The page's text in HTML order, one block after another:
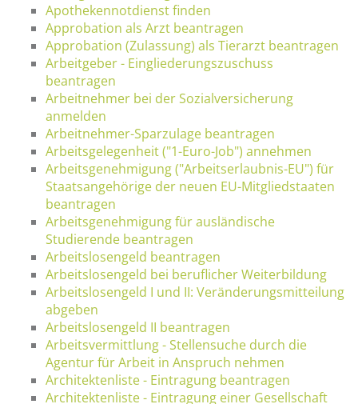
Apothekennotdienst finden
Approbation als Arzt beantragen
Approbation (Zulassung) als Tierarzt beantragen
Arbeitgeber - Eingliederungszuschuss
beantragen
Arbeitnehmer bei der Sozialversicherung
anmelden
Arbeitnehmer-Sparzulage beantragen
Arbeitsgelegenheit ("1-Euro-Job") annehmen
Arbeitsgenehmigung ("Arbeitserlaubnis-EU") für
Staatsangehörige der neuen EU-Mitgliedstaaten
beantragen
Arbeitsgenehmigung für ausländische
Studierende beantragen
Arbeitslosengeld beantragen
Arbeitslosengeld bei beruflicher Weiterbildung
Arbeitslosengeld I und II: Veränderungsmitteilung
abgeben
Arbeitslosengeld II beantragen
Arbeitsvermittlung - Stellensuche durch die
Agentur für Arbeit in Anspruch nehmen
Architektenliste - Eintragung beantragen
Architektenliste - Eintragung einer Gesellschaft